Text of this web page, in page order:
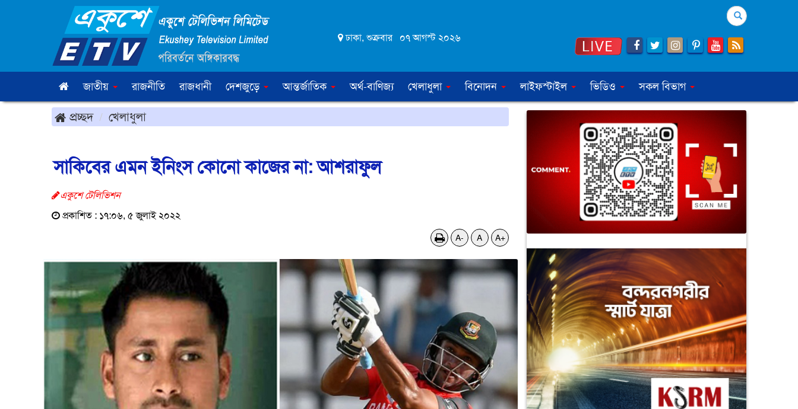
ঢাকা, শুক্রবার ০৭ আগস্ট ২০২৬
Search
জাতীয় রাজনীতি রাজধানী দেশজুড়ে আন্তর্জাতিক অর্থ-বাণিজ্য খেলাধুলা বিনোদন লাইফস্টাইল ভিডিও সকল বিভাগ
প্রচ্ছদ খেলাধুলা
সাকিবের এমন ইনিংস কোনো কাজের না: আশরাফুল
একুশে টেলিভিশন
প্রকাশিত : ১৭:০৬, ৫ জুলাই ২০২২
A- A A+